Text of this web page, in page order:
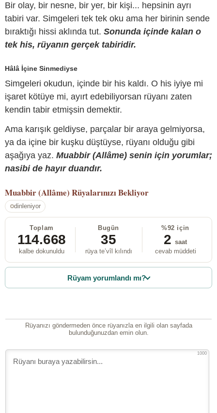
Bir olay, bir nesne, bir yer, bir kişi... hepsinin ayrı
tabiri var. Simgeleri tek tek oku ama her birinin sende
bıraktığı hissi aklında tut. Sonunda içinde kalan o
tek his, rüyanın gerçek tabiridir.
Hâlâ İçine Sinmediyse
Simgeleri okudun, içinde bir his kaldı. O his iyiye mi
işaret kötüye mi, ayırt edebiliyorsan rüyanı zaten
kendin tabir etmişsin demektir.
Ama karışık geldiyse, parçalar bir araya gelmiyorsa,
ya da içine bir kuşku düştüyse, rüyanı olduğu gibi
aşağıya yaz. Muabbir (Allâme) senin için yorumlar;
nasibi de hayır duandır.
Muabbir (Allâme) Rüyalarınızı Bekliyor
dinleniyor
Toplam
114.668
kalbe dokunuldu
Bugün
35
rüya te’vîl kılındı
%92 için
2 saat
cevab müddeti
Rüyam yorumlandı mı?
Rüyanızı göndermeden önce rüyanızla en ilgili olan sayfada
bulunduğunuzdan emin olun.
1000